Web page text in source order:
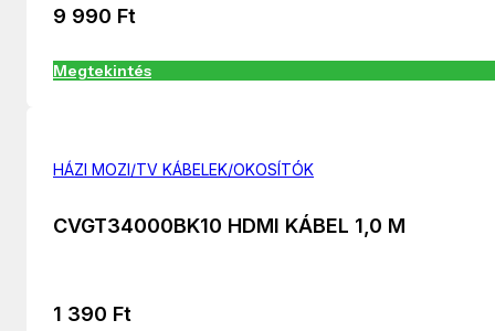
9 990 Ft
Megtekintés
HÁZI MOZI/TV KÁBELEK/OKOSÍTÓK
CVGT34000BK10 HDMI KÁBEL 1,0 M
1 390 Ft